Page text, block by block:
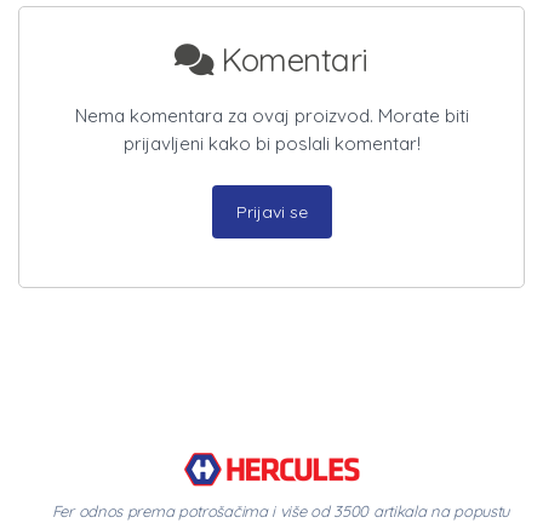
Komentari
Nema komentara za ovaj proizvod. Morate biti
prijavljeni kako bi poslali komentar!
Prijavi se
Fer odnos prema potrošačima i više od 3500 artikala na popustu